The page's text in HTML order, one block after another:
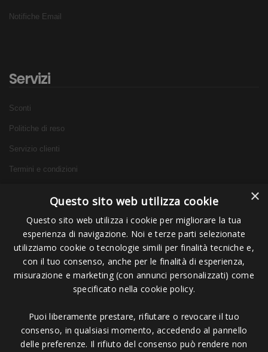
Notifiche Email
Servizi
Sconti
Politiche di reso
Servizio clienti
Termini e condizioni
Info
Chi siamo
Contattaci
×
Questo sito web utilizza cookie
Questo sito web utilizza i cookie per migliorare la tua
esperienza di navigazione. Noi e terze parti selezionate
utilizziamo cookie o tecnologie simili per finalità tecniche e,
con il tuo consenso, anche per le finalità di esperienza,
misurazione e marketing (con annunci personalizzati) come
specificato nella cookie policy.
Puoi liberamente prestare, rifiutare o revocare il tuo
consenso, in qualsiasi momento, accedendo al pannello
delle preferenze. Il rifiuto del consenso può rendere non